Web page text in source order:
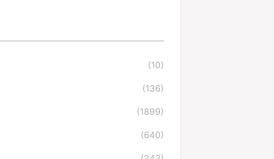
(10)
(136)
(1899)
(640)